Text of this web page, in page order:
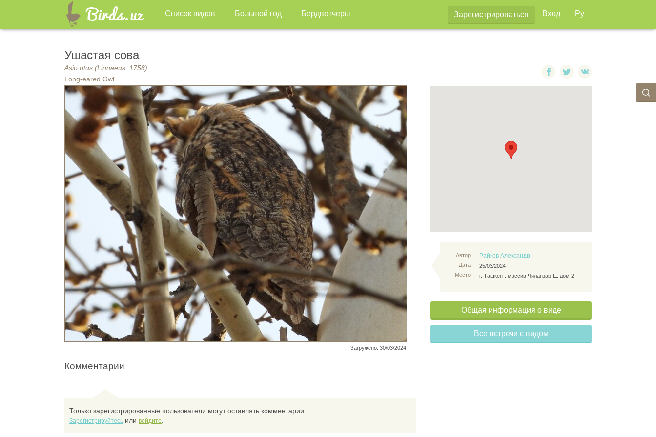
Список видов Большой год Бердвотчеры Зарегистрироваться Вход Ру
Ушастая сова
Asio otus (Linnaeus, 1758)
Long-eared Owl
Загружено: 30/03/2024
Автор:
Дата:
Место:
Райков Александр
25/03/2024
г. Ташкент, массив Чиланзар-Ц, дом 2
Общая информация о виде
Все встречи с видом
Комментарии
Только зарегистрированные пользователи могут оставлять комментарии.
Зарегистрируйтесь или войдите